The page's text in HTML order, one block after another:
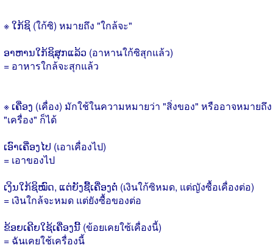
※ ໃກ້ຊິ (ใก้ซิ) หมายถึง "ใกล้จะ"
ອາຫານໃກ້ຊິສຸກແລ້ວ (อาหานใก้ซิสุกแล้ว)
= อาหารใกล้จะสุกแล้ว
※ ເຄື່ອງ (เคื่อง) มักใช้ในความหมายว่า "สิ่งของ" หรืออาจหมายถึง
"เครื่อง" ก็ได้
ເອົາເຄື່ອງໄປ (เอาเคื่องไป)
= เอาของไป
ເງິນໃກ້ຊິໝົດ, ແຕ່ຍັງຊື້ເຄື່ອງຕໍ່ (เงินใก้ซิหมด, แต่ญังซื้อเคื่องต่อ)
= เงินใกล้จะหมด แต่ยังซื้อของต่อ
ຂ້ອຍເຄີຍໃຊ້ເຄື່ອງນີ້ (ข้อยเคยใซ้เคื่องนี้)
= ฉันเคยใช้เครื่องนี้